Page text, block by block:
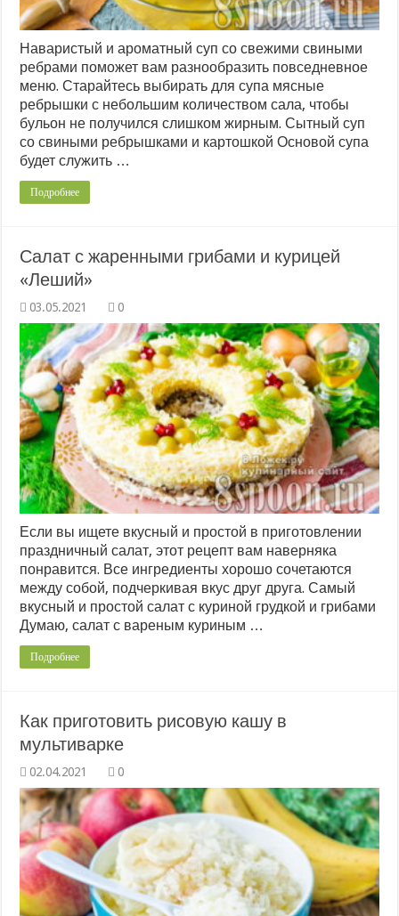
Наваристый и ароматный суп со свежими свиными
ребрами поможет вам разнообразить повседневное
меню. Старайтесь выбирать для супа мясные
ребрышки с небольшим количеством сала, чтобы
бульон не получился слишком жирным. Сытный суп
со свиными ребрышками и картошкой Основой супа
будет служить …
Подробнее
Салат с жаренными грибами и курицей
«Леший»
0
Если вы ищете вкусный и простой в приготовлении
праздничный салат, этот рецепт вам наверняка
понравится. Все ингредиенты хорошо сочетаются
между собой, подчеркивая вкус друг друга. Самый
вкусный и простой салат с куриной грудкой и грибами
Думаю, салат с вареным куриным …
Подробнее
Как приготовить рисовую кашу в
мультиварке
0